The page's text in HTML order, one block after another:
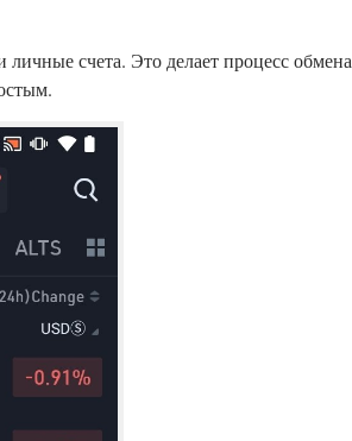
счета. Это делает процесс обмена